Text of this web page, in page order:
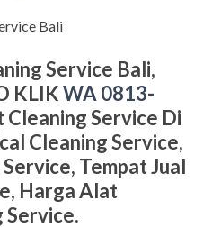
Service Bali,
KLIKWA 0813-
Cleaning Service Di
Cleaning Service,
Tempat Jual
Harga Alat
Service.